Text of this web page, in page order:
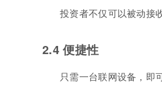
投资者不仅可以被动接
2.4 便捷性
只需一台联网设备，即